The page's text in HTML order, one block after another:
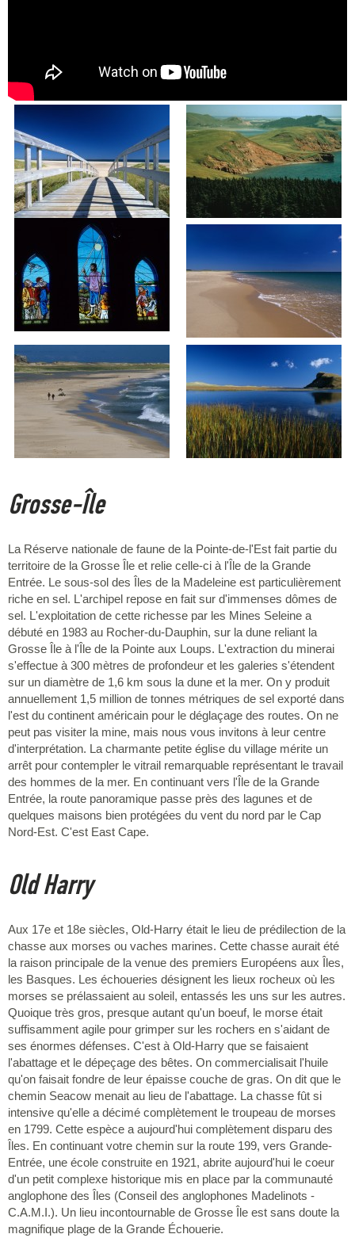
Grosse-Île
La Réserve nationale de faune de la Pointe-de-l'Est fait partie du
territoire de la Grosse Île et relie celle-ci à l'Île de la Grande
Entrée. Le sous-sol des Îles de la Madeleine est particulièrement
riche en sel. L'archipel repose en fait sur d'immenses dômes de
sel. L'exploitation de cette richesse par les Mines Seleine a
débuté en 1983 au Rocher-du-Dauphin, sur la dune reliant la
Grosse Île à l'Île de la Pointe aux Loups. L'extraction du minerai
s'effectue à 300 mètres de profondeur et les galeries s'étendent
sur un diamètre de 1,6 km sous la dune et la mer. On y produit
annuellement 1,5 million de tonnes métriques de sel exporté dans
l'est du continent américain pour le déglaçage des routes. On ne
peut pas visiter la mine, mais nous vous invitons à leur centre
d'interprétation. La charmante petite église du village mérite un
arrêt pour contempler le vitrail remarquable représentant le travail
des hommes de la mer. En continuant vers l'Île de la Grande
Entrée, la route panoramique passe près des lagunes et de
quelques maisons bien protégées du vent du nord par le Cap
Nord-Est. C'est East Cape.
Old Harry
Aux 17e et 18e siècles, Old-Harry était le lieu de prédilection de la
chasse aux morses ou vaches marines. Cette chasse aurait été
la raison principale de la venue des premiers Européens aux Îles,
les Basques. Les échoueries désignent les lieux rocheux où les
morses se prélassaient au soleil, entassés les uns sur les autres.
Quoique très gros, presque autant qu'un boeuf, le morse était
suffisamment agile pour grimper sur les rochers en s'aidant de
ses énormes défenses. C'est à Old-Harry que se faisaient
l'abattage et le dépeçage des bêtes. On commercialisait l'huile
qu'on faisait fondre de leur épaisse couche de gras. On dit que le
chemin Seacow menait au lieu de l'abattage. La chasse fût si
intensive qu'elle a décimé complètement le troupeau de morses
en 1799. Cette espèce a aujourd'hui complètement disparu des
Îles. En continuant votre chemin sur la route 199, vers Grande-
Entrée, une école construite en 1921, abrite aujourd'hui le coeur
d'un petit complexe historique mis en place par la communauté
anglophone des Îles (Conseil des anglophones Madelinots -
C.A.M.I.). Un lieu incontournable de Grosse Île est sans doute la
magnifique plage de la Grande Échouerie.